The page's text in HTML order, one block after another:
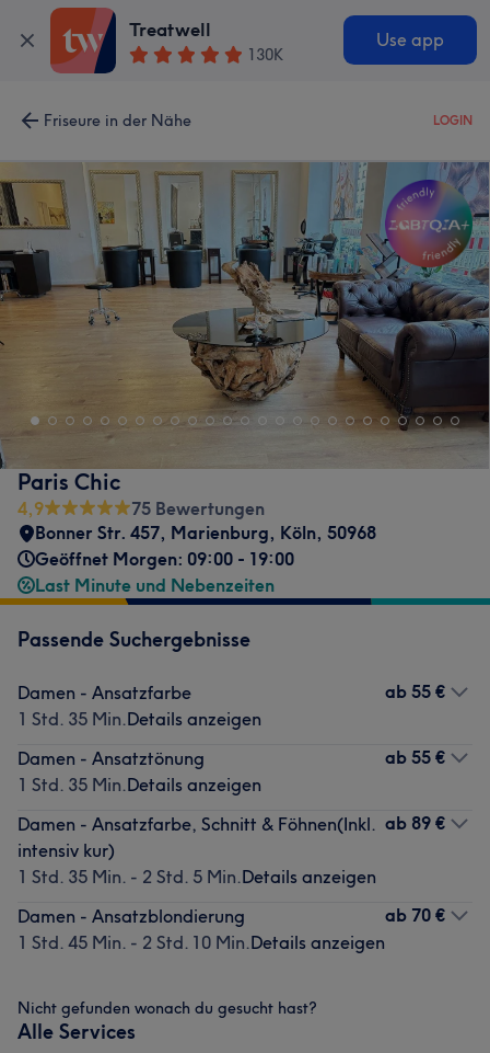
Treatwell
130K
Use app
Friseure in der Nähe LOGIN
Paris Chic
4,9
75 Bewertungen
Bonner Str. 457, Marienburg, Köln, 50968
Geöffnet Morgen: 09:00 - 19:00
Last Minute und Nebenzeiten
Passende Suchergebnisse
Damen - Ansatzfarbe
1 Std. 35 Min.Details anzeigen
ab 55 €
Damen - Ansatztönung
1 Std. 35 Min.Details anzeigen
ab 55 €
Damen - Ansatzfarbe, Schnitt & Föhnen(Inkl.
intensiv kur)
1 Std. 35 Min. - 2 Std. 5 Min.Details anzeigen
ab 89 €
Damen - Ansatzblondierung
1 Std. 45 Min. - 2 Std. 10 Min.Details anzeigen
ab 70 €
Nicht gefunden wonach du gesucht hast?
Alle Services